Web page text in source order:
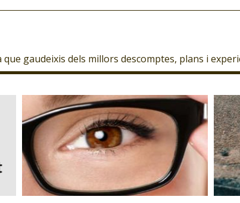
gaudeixis dels millors descomptes, plans i